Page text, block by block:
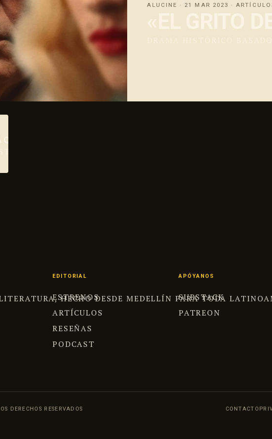
ALUCINE · 21 MAR 2023 ·
«EL GRITO
NECESITABAS PARA ENTENDER A TU FAMILIA
HECHO DESDE MEDELLÍN PARA TODA
EDITORIAL
ESTRENOS
ARTÍCULOS
RESEÑAS
PODCAST
APÓYANOS
SUBSTACK
PATREON
DERECHOS RESERVADOS CONTACTO